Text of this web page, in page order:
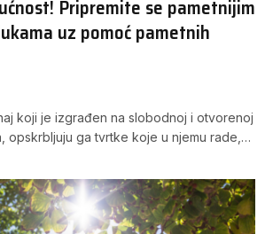
Pripremite se pametnijim
uz pomoć pametnih
koji je izgrađen na slobodnoj i otvorenoj
opskrbljuju ga tvrtke koje u njemu rade,…